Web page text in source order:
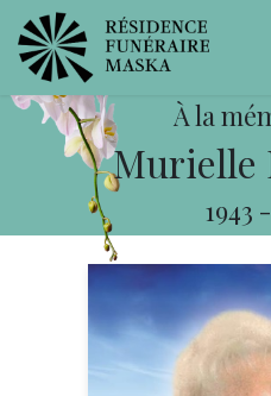
À la
Murielle
1943 -